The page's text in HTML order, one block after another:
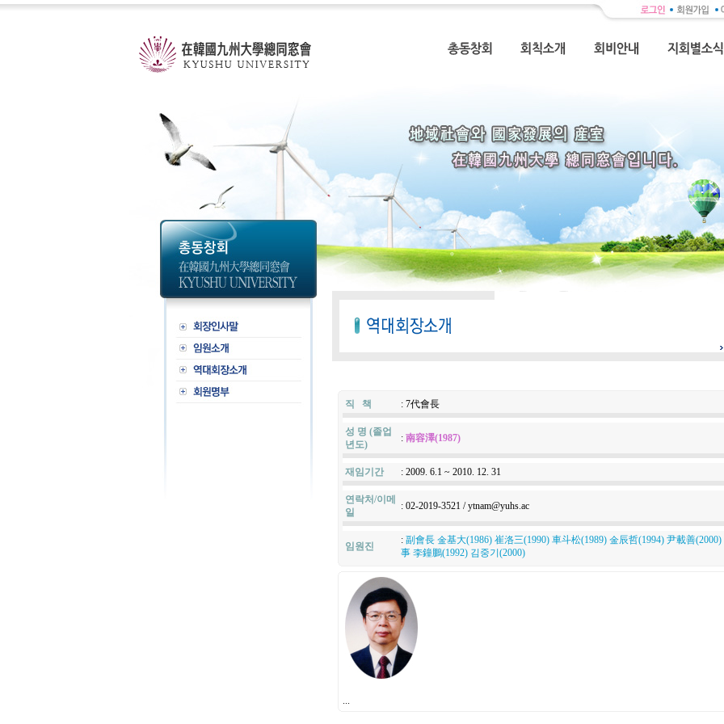
직 책 : 7代會長
성 명 (졸업
년도)
: 南容澤(1987)
재임기간 : 2009. 6.1 ~ 2010. 12. 31
연락처/이메
일
: 02-2019-3521 / ytnam@yuhs.ac
임원진
: 副會長 金基大(1986) 崔洛三(1990) 車斗松(1989) 金辰哲(1994) 尹載善(2000)
事 李鐘鵬(1992) 김중기(2000)
...